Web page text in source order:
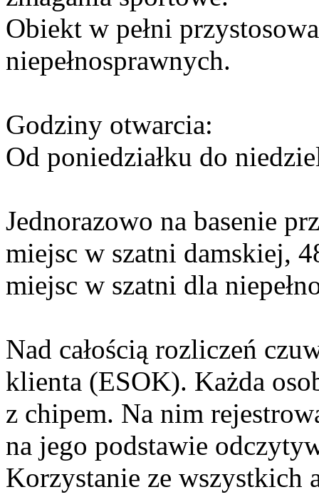
Obiekt w pełni
niepełnosprawnych.
Godziny otwarcia:
Od poniedziałku do
Jednorazowo na basenie
miejsc w szatni damskiej,
miejsc w szatni dla
Nad całością rozliczeń
klienta (ESOK). Każda
z chipem. Na nim
na jego podstawie
Korzystanie ze wszystkich